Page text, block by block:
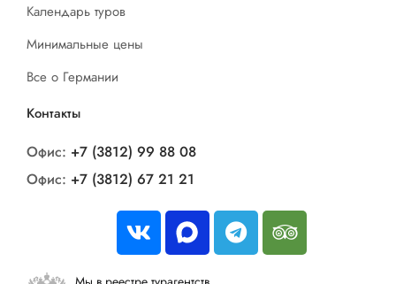
Календарь туров
Минимальные цены
Все о Германии
Контакты
Офис: +7 (3812) 99 88 08
Офис: +7 (3812) 67 21 21